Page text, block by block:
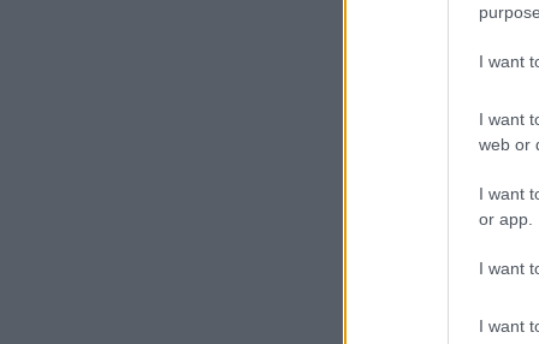
I want
I want
web or
I want
or app.
I want
I want